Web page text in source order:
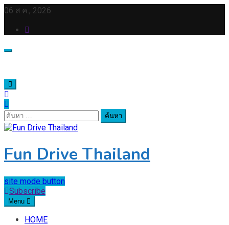
Skip
content
06 ส.ค., 2026
ค้นหา
สำหรับ:
Fun Drive Thailand
site mode button
Subscribe
Menu
HOME